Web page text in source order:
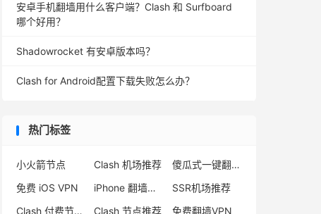
安卓手机翻墙用什么客户端？Clash 和 Surfboard
哪个好用？
Shadowrocket 有安卓版本吗？
Clash for Android配置下载失败怎么办？
热门标签
小火箭节点 Clash 机场推荐
傻瓜式一键翻墙VPN客户端
免费 iOS VPN
iPhone 翻墙代理软件
SSR机场推荐
Clash 付费节点购买
Clash 节点推荐
免费翻墙VPN